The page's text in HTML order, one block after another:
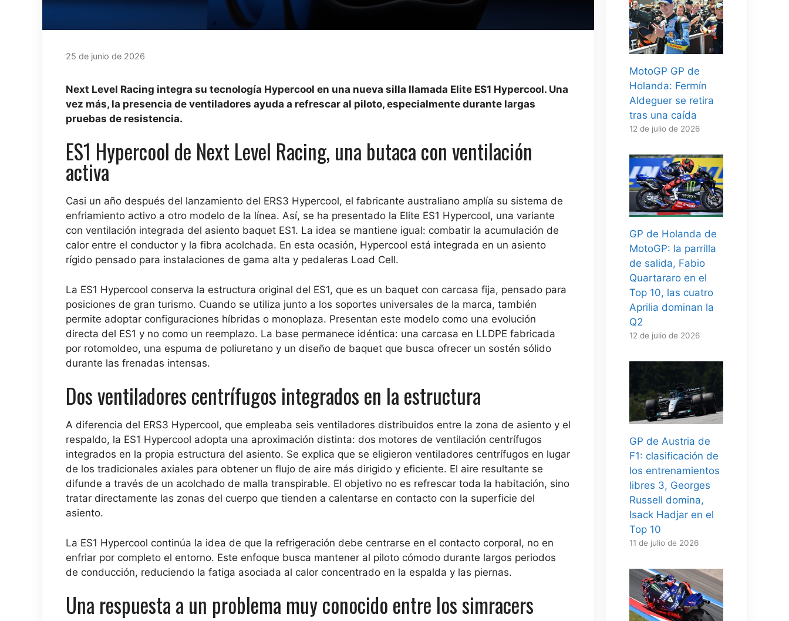
25 de junio de 2026
Next Level Racing integra su tecnología Hypercool en una nueva silla llamada Elite ES1 Hypercool. Una
vez más, la presencia de ventiladores ayuda a refrescar al piloto, especialmente durante largas
pruebas de resistencia.
ES1 Hypercool de Next Level Racing, una butaca con ventilación
activa
Casi un año después del lanzamiento del ERS3 Hypercool, el fabricante australiano amplía su sistema de
enfriamiento activo a otro modelo de la línea. Así, se ha presentado la Elite ES1 Hypercool, una variante
con ventilación integrada del asiento baquet ES1. La idea se mantiene igual: combatir la acumulación de
calor entre el conductor y la fibra acolchada. En esta ocasión, Hypercool está integrada en un asiento
rígido pensado para instalaciones de gama alta y pedaleras Load Cell.
La ES1 Hypercool conserva la estructura original del ES1, que es un baquet con carcasa fija, pensado para
posiciones de gran turismo. Cuando se utiliza junto a los soportes universales de la marca, también
permite adoptar configuraciones híbridas o monoplaza. Presentan este modelo como una evolución
directa del ES1 y no como un reemplazo. La base permanece idéntica: una carcasa en LLDPE fabricada
por rotomoldeo, una espuma de poliuretano y un diseño de baquet que busca ofrecer un sostén sólido
durante las frenadas intensas.
Dos ventiladores centrífugos integrados en la estructura
A diferencia del ERS3 Hypercool, que empleaba seis ventiladores distribuidos entre la zona de asiento y el
respaldo, la ES1 Hypercool adopta una aproximación distinta: dos motores de ventilación centrífugos
integrados en la propia estructura del asiento. Se explica que se eligieron ventiladores centrífugos en lugar
de los tradicionales axiales para obtener un flujo de aire más dirigido y eficiente. El aire resultante se
difunde a través de un acolchado de malla transpirable. El objetivo no es refrescar toda la habitación, sino
tratar directamente las zonas del cuerpo que tienden a calentarse en contacto con la superficie del
asiento.
La ES1 Hypercool continúa la idea de que la refrigeración debe centrarse en el contacto corporal, no en
enfriar por completo el entorno. Este enfoque busca mantener al piloto cómodo durante largos periodos
de conducción, reduciendo la fatiga asociada al calor concentrado en la espalda y las piernas.
Una respuesta a un problema muy conocido entre los simracers
MotoGP GP de
Holanda: Fermín
Aldeguer se retira
tras una caída
12 de julio de 2026
GP de Holanda de
MotoGP: la parrilla
de salida, Fabio
Quartararo en el
Top 10, las cuatro
Aprilia dominan la
Q2
12 de julio de 2026
GP de Austria de
F1: clasificación de
los entrenamientos
libres 3, Georges
Russell domina,
Isack Hadjar en el
Top 10
11 de julio de 2026